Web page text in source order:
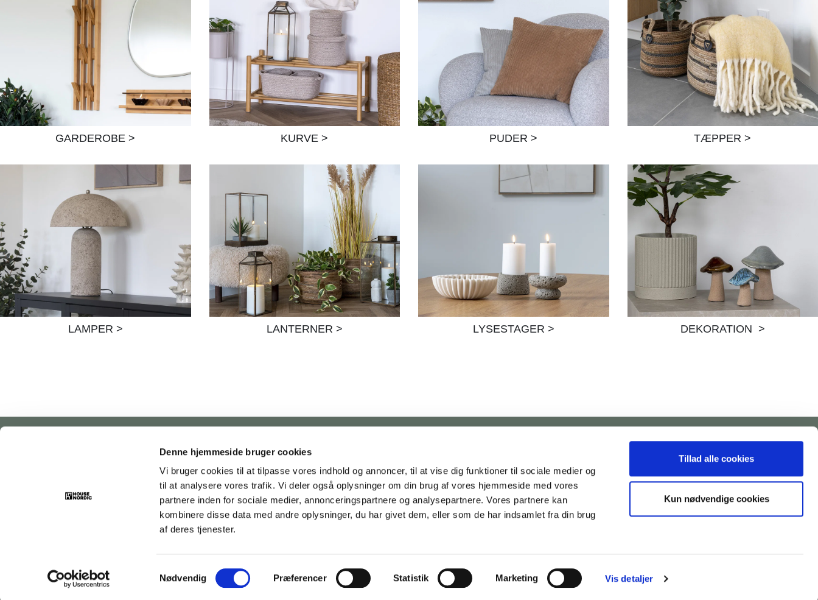
Denne hjemmeside bruger cookies
Vi bruger cookies til at tilpasse vores indhold og annoncer, til at vise dig funktioner til sociale medier og
til at analysere vores trafik. Vi deler også oplysninger om din brug af vores hjemmeside med vores
partnere inden for sociale medier, annonceringspartnere og analysepartnere. Vores partnere kan
kombinere disse data med andre oplysninger, du har givet dem, eller som de har indsamlet fra din brug
af deres tjenester.
Samtykkevalg
Nødvendig Præferencer Statistik Marketing Vis detaljer
Tillad alle cookies
Kun nødvendige cookies
GARDEROBE > KURVE > PUDER > TÆPPER >
LAMPER > LANTERNER > LYSESTAGER > DEKORATION >
House Nordic
Rebslagervej 6
DK-5471 Søndersø
Tlf.: +45 31 40 11 88
E-mail:info@housenordic.dk
CVR: 38123793
FORHANDLER
Produkter
Nyheder
Katalog
B2B Login
Katalog
Kontakt
Vores DNA og historie
Bæredygtighed
AFHENTNINGSADRESSE
House Nordic ApS
Glasvænget 3-9
DK-5492 Vissenbjerg